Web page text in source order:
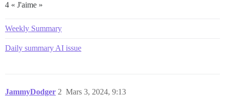
4 « J'aime »
Weekly Summary
Daily summary AI issue
JammyDodger Mars 3, 2024, 9:13
2